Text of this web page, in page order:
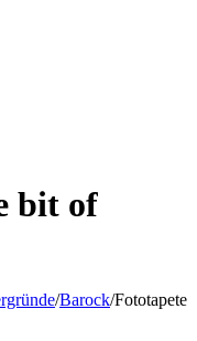
bit of
/Barock/Fototapete